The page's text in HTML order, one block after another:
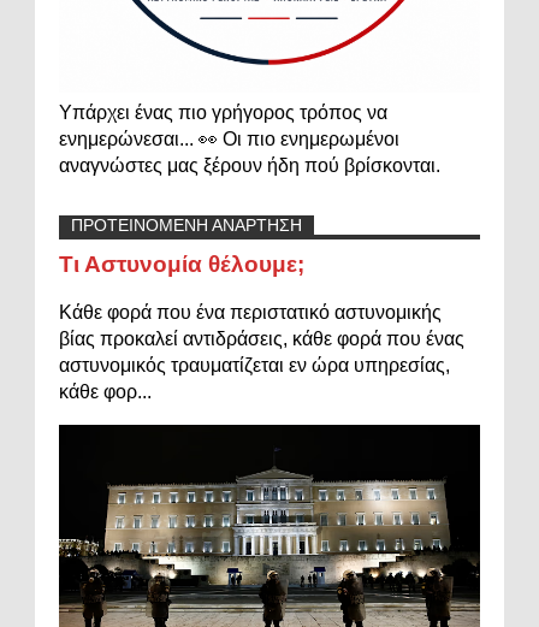
Υπάρχει ένας πιο γρήγορος τρόπος να
ενημερώνεσαι... 👀 Οι πιο ενημερωμένοι
αναγνώστες μας ξέρουν ήδη πού βρίσκονται.
ΠΡΟΤΕΙΝΟΜΕΝΗ ΑΝΑΡΤΗΣΗ
Τι Αστυνομία θέλουμε;
Κάθε φορά που ένα περιστατικό αστυνομικής
βίας προκαλεί αντιδράσεις, κάθε φορά που ένας
αστυνομικός τραυματίζεται εν ώρα υπηρεσίας,
κάθε φορ...